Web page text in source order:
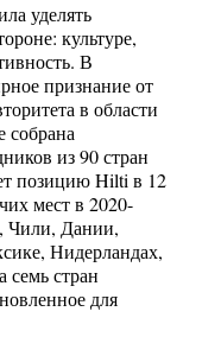
уделять
культуре,
В
признание от
в области
собрана
из 90 стран
позицию Hilti в 12
мест в 2020-
Чили, Дании,
Нидерландах,
стран
для